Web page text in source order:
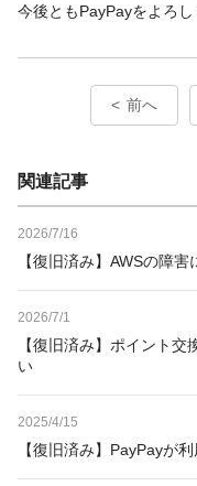
今後ともPayPayをよろし
前へ
関連記事
2026/7/16
【復旧済み】AWSの障
2026/7/1
【復旧済み】ポイント
い
2025/4/15
【復旧済み】PayPayが